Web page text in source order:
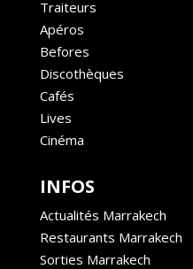
Traiteurs
Apéros
Befores
Discothèques
Cafés
Lives
Cinéma
INFOS
Actualités Marrakech
Restaurants Marrakech
Sorties Marrakech